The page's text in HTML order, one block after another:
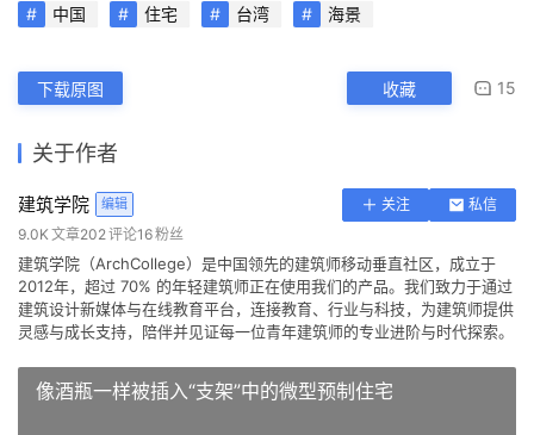
中国 住宅 台湾 海景
下载原图 收藏 15
关于作者
建筑学院 编辑 关注
私信
9.0K 文章202评论16粉丝
建筑学院（ArchCollege）是中国领先的建筑师移动垂直社区，成立于
2012年，超过 70% 的年轻建筑师正在使用我们的产品。我们致力于通过
建筑设计新媒体与在线教育平台，连接教育、行业与科技，为建筑师提供
灵感与成长支持，陪伴并见证每一位青年建筑师的专业进阶与时代探索。
像酒瓶一样被插入“支架”中的微型预制住宅